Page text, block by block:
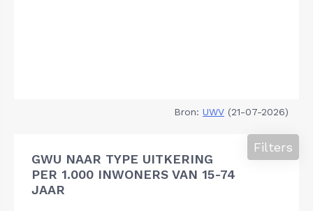
Bron: UWV (21-07-2026)
GWU NAAR TYPE UITKERING
PER 1.000 INWONERS VAN 15-74
JAAR
Filters